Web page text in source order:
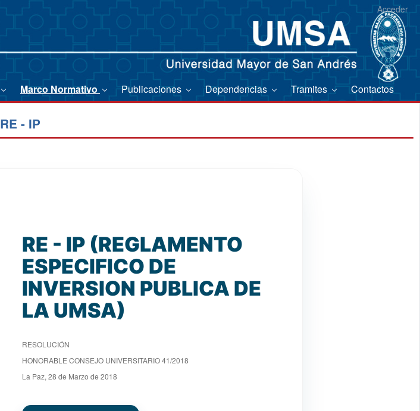
Acceder
Marco Normativo Publicaciones Dependencias Tramites Contactos
RE - IP
RE - IP (REGLAMENTO
ESPECIFICO DE
INVERSION PUBLICA DE
LA UMSA)
RESOLUCIÓN
HONORABLE CONSEJO UNIVERSITARIO 41/2018
La Paz, 28 de Marzo de 2018